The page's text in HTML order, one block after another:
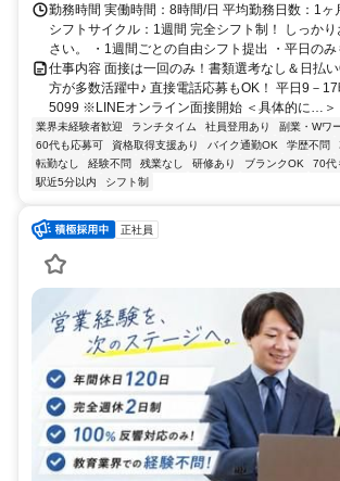
勤務時間 実働時間：8時間/日 平均勤務日数：1ヶ
シフトサイクル：1週間 完全シフト制！ しっか
さい。 ・1週間ごとの自由シフト提出 ・平日のみ
仕事内容 面接は一回のみ！書類選考なし＆日払
方が多数活躍中♪ 直接電話応募もOK！ 平日9－
5099 ※LINEオンライン面接開始 ＜具体的に…＞
業界未経験者歓迎 ランチタイム 社員登用あり 副業・Wワ
60代も応募可
資格取得支援あり バイク通勤OK 学歴不問
転勤なし
経験不問 残業なし 研修あり ブランクOK 70代
駅近5分以内
シフト制
正社員